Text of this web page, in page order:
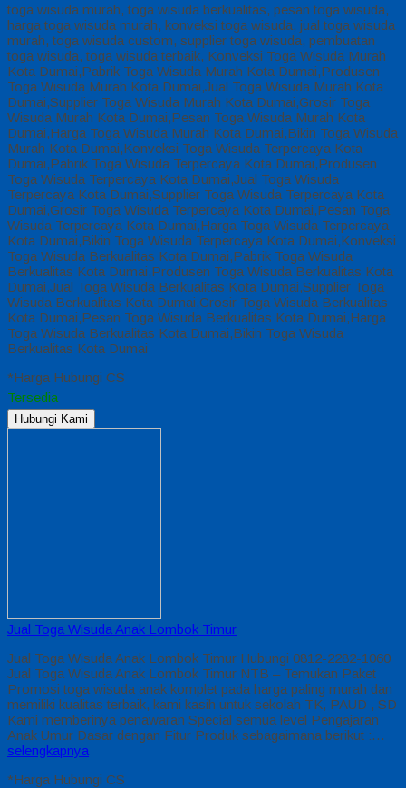
toga wisuda murah, toga wisuda berkualitas, pesan toga wisuda,
harga toga wisuda murah, konveksi toga wisuda, jual toga wisuda
murah, toga wisuda custom, supplier toga wisuda, pembuatan
toga wisuda, toga wisuda terbaik, Konveksi Toga Wisuda Murah
Kota Dumai,Pabrik Toga Wisuda Murah Kota Dumai,Produsen
Toga Wisuda Murah Kota Dumai,Jual Toga Wisuda Murah Kota
Dumai,Supplier Toga Wisuda Murah Kota Dumai,Grosir Toga
Wisuda Murah Kota Dumai,Pesan Toga Wisuda Murah Kota
Dumai,Harga Toga Wisuda Murah Kota Dumai,Bikin Toga Wisuda
Murah Kota Dumai,Konveksi Toga Wisuda Terpercaya Kota
Dumai,Pabrik Toga Wisuda Terpercaya Kota Dumai,Produsen
Toga Wisuda Terpercaya Kota Dumai,Jual Toga Wisuda
Terpercaya Kota Dumai,Supplier Toga Wisuda Terpercaya Kota
Dumai,Grosir Toga Wisuda Terpercaya Kota Dumai,Pesan Toga
Wisuda Terpercaya Kota Dumai,Harga Toga Wisuda Terpercaya
Kota Dumai,Bikin Toga Wisuda Terpercaya Kota Dumai,Konveksi
Toga Wisuda Berkualitas Kota Dumai,Pabrik Toga Wisuda
Berkualitas Kota Dumai,Produsen Toga Wisuda Berkualitas Kota
Dumai,Jual Toga Wisuda Berkualitas Kota Dumai,Supplier Toga
Wisuda Berkualitas Kota Dumai,Grosir Toga Wisuda Berkualitas
Kota Dumai,Pesan Toga Wisuda Berkualitas Kota Dumai,Harga
Toga Wisuda Berkualitas Kota Dumai,Bikin Toga Wisuda
Berkualitas Kota Dumai
*Harga Hubungi CS
Tersedia
Hubungi Kami
Jual Toga Wisuda Anak Lombok Timur
Jual Toga Wisuda Anak Lombok Timur Hubungi 0812-2282-1060
Jual Toga Wisuda Anak Lombok Timur NTB – Temukan Paket
Promosi toga wisuda anak komplet pada harga paling murah dan
memiliki kualitas terbaik, kami kasih untuk sekolah TK, PAUD , SD
Kami memberinya penawaran Special semua level Pengajaran
Anak Umur Dasar dengan Fitur Produk sebagaimana berikut :…
selengkapnya
*Harga Hubungi CS